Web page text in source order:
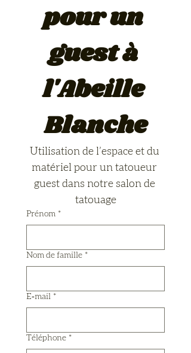
pour un
guest à
l'Abeille
Blanche
Utilisation de l’espace et du
matériel pour un tatoueur
guest dans notre salon de
tatouage
Prénom *
Nom de famille *
E‑mail *
Téléphone *